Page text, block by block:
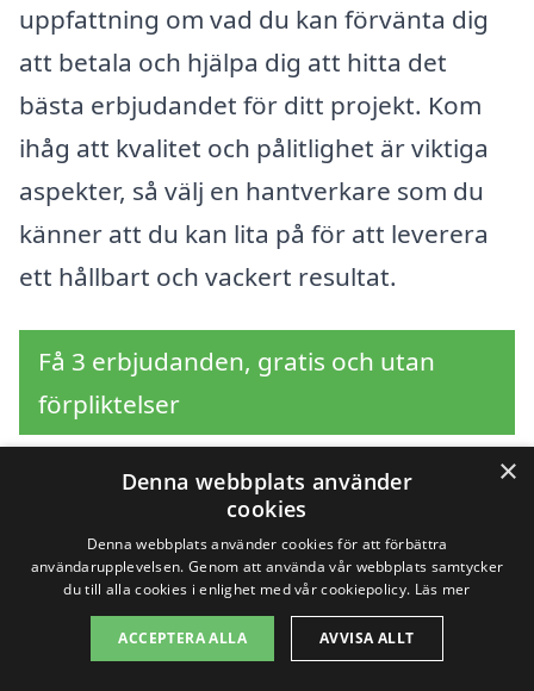
uppfattning om vad du kan förvänta dig
att betala och hjälpa dig att hitta det
bästa erbjudandet för ditt projekt. Kom
ihåg att kvalitet och pålitlighet är viktiga
aspekter, så välj en hantverkare som du
känner att du kan lita på för att leverera
ett hållbart och vackert resultat.
Få 3 erbjudanden, gratis och utan
förpliktelser
Sök efter en
professionell för
badrumsrenovering i
×
Denna webbplats använder
cookies
Denna webbplats använder cookies för att förbättra
användarupplevelsen. Genom att använda vår webbplats samtycker
du till alla cookies i enlighet med vår cookiepolicy. Läs mer
ACCEPTERA ALLA AVVISA ALLT